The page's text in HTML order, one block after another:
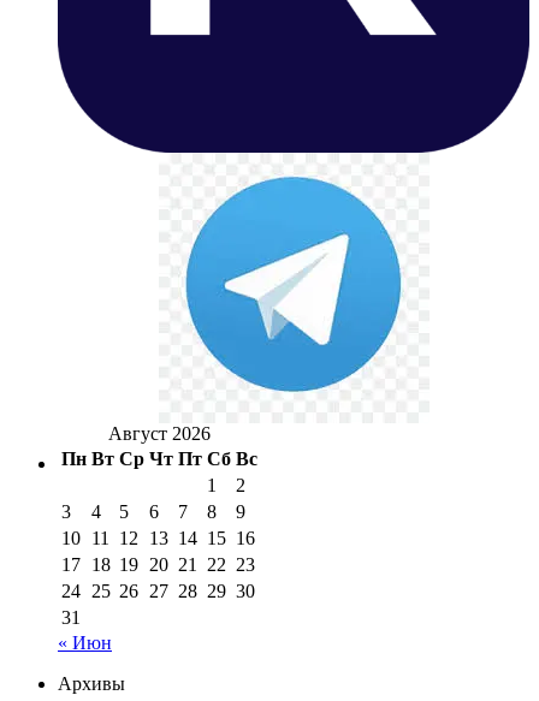
Август 2026
Пн Вт Ср Чт Пт Сб Вс
1
2
3
4 5 6 7 8
9
10 11 12 13 14 15 16
17 18 19 20 21 22 23
24 25 26 27 28 29 30
31
« Июн
Архивы